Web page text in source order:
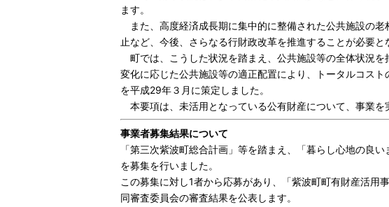
ます。
また、高度経済成長期に集中的に整備された公共施設の
止など、今後、さらなる行財政改革を推進することが必要と
町では、こうした状況を踏まえ、公共施設等の全体状況
変化に応じた公共施設等の適正配置により、トータルコス
を平成29年３月に策定しました。
本要項は、未活用となっている公有財産について、事業を
事業者募集結果について
「第三次紫波町総合計画」等を踏まえ、「暮らし心地の良
を募集を行いました。
この募集に対し1者から応募があり、「紫波町町有財産活用
同審査委員会の審査結果を公表します。